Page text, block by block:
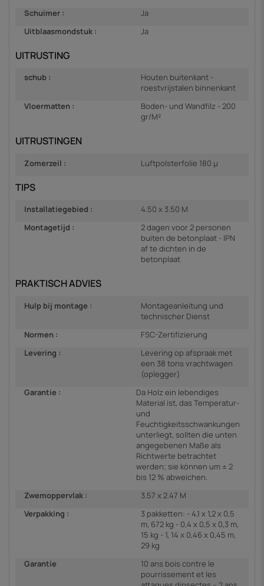
Schuimer :
Ja
Uitblaasmondstuk :
Ja
UITRUSTING
schub :
Houten buitenkant -
roestvrijstalen binnenkant
Vloermatten :
Boden- und Wandfilz - 200
gr/M²
UITRUSTINGEN
Zomerzeil : Luftpolsterfolie 180 µ
TIPS
Installatiegebied :
4.50 x 3.50 M
Montagetijd :
2 dagen voor 2 personen
buiten de betonplaat - IPN
af te dichten in de
betonplaat
PRAKTISCH ADVIES
Hulp bij montage :
Montageanleitung und
technischer Dienst
Normen :
FSC-Zertifizierung
Levering :
Levering op afspraak met
een 38 tons vrachtwagen
(oplegger)
Garantie :
Da Holz ein lebendiges
Material ist, das Temperatur-
und
Feuchtigkeitsschwankungen
unterliegt, sollten die unten
angegebenen Maße als
Richtwerte betrachtet
werden; sie können um ± 2
bis 12 % abweichen.
Zwemoppervlak :
3.57 x 2.47 M
Verpakking :
3 pakketten: - 4,1 x 1,2 x 0,5
m, 672 kg - 0,4 x 0,5 x 0,3 m,
15 kg - 1, 14 x 0,46 x 0,45 m,
29 kg
Garantie
10 ans bois contre le
pourrissement et les